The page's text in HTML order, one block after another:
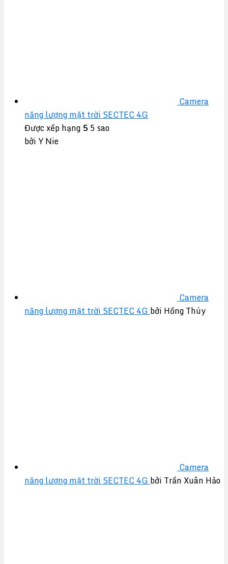
Camera
năng lượng mặt trời SECTEC 4G
Được xếp hạng5 5 sao
bởi Y Nie
Camera
năng lượng mặt trời SECTEC 4G bởi Hồng Thúy
Camera
năng lượng mặt trời SECTEC 4G bởi Trần Xuân Hảo